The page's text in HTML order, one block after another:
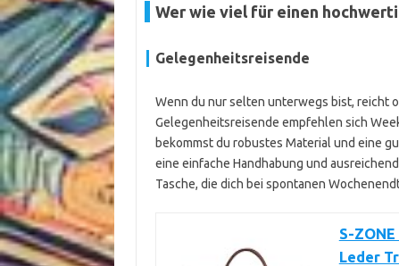
Wer wie viel für einen
Gelegenheitsreisende
Wenn du nur selten unterwegs bist, reicht
Gelegenheitsreisende empfehlen sich
bekommst du robustes Material und eine
eine einfache Handhabung und
Tasche, die dich bei spontanen
S-
Leder